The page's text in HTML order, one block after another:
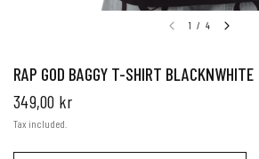
1 / 4
RAP GOD BAGGY T-SHIRT BLACKNWHITE
349,00 kr
Tax included.